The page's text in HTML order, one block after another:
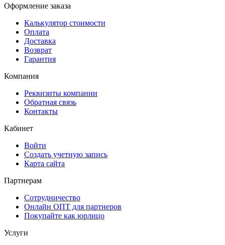
Оформление заказа
Калькулятор стоимости
Оплата
Доставка
Возврат
Гарантия
Компания
Реквизиты компании
Обратная связь
Контакты
Кабинет
Войти
Создать учетную запись
Карта сайта
Партнерам
Сотрудничество
Онлайн ОПТ для партнеров
Покупайте как юрлицо
Услуги